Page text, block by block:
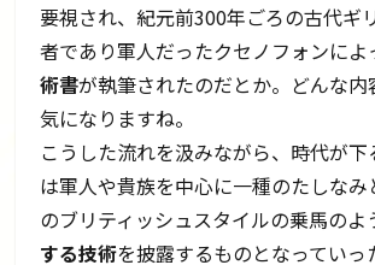
要視され、紀元前300年ごろの古代ギ
者であり軍人だったクセノフォンによ
術書が執筆されたのだとか。どんな
気になりますね。
こうした流れを汲みながら、時代が下
は軍人や貴族を中心に一種のたしなみ
のブリティッシュスタイルの乗馬のよ
する技術を披露するものとなっていっ